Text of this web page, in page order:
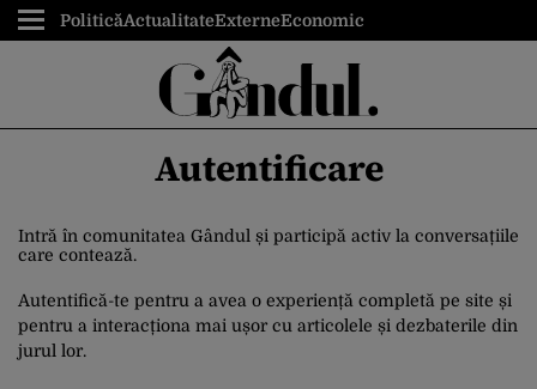
PoliticăActualitateExterneEconomic
Autentificare
Intră în comunitatea Gândul și participă activ la conversațiile
care contează.
Autentifică-te pentru a avea o experiență completă pe site și
pentru a interacționa mai ușor cu articolele și dezbaterile din
jurul lor.